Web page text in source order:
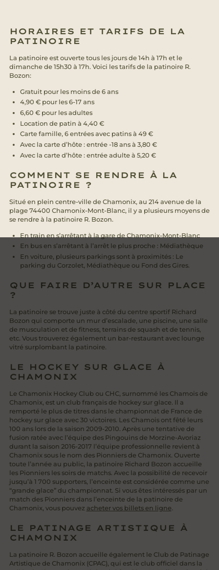
HORAIRES ET TARIFS DE LA
PATINOIRE
La patinoire est ouverte tous les jours de 14h à 17h et le
dimanche de 15h30 à 17h. Voici les tarifs de la patinoire R.
Bozon:
Gratuit pour les moins de 6 ans
4,90 € pour les 6-17 ans
6,60 € pour les adultes
Location de patin à 4,40 €
Carte famille, 6 entrées avec patins à 49 €
Avec la carte d’hôte : entrée -18 ans à 3,80 €
Avec la carte d’hôte : entrée adulte à 5,20 €
COMMENT SE RENDRE À LA
PATINOIRE ?
Situé en plein centre-ville de Chamonix, au 214 avenue de la
plage 74400 Chamonix-Mont-Blanc, il y a plusieurs moyens de
se rendre à la patinoire R. Bozon.
En train en s’arrêtant à la gare de Chamonix-Mont-Blanc
En bus en s’arrêtant à l’arrêt le plus proche : Médiathèque
En voiture, plusieurs parkings sont à proximités : Le
parking du Corzolet, Médiathèque ou Fond des Gires.
QUE FAIRE D’AUTRE SUR PLACE
?
La patinoire se trouve juste à côté du centre sportif Richard
Bozon qui comporte un mur d’escalade, une piscine, une salle
de musculation et de fitness, terrains de squash et de tennis,
etc. Vous trouverez également un bar-restaurant avec lounge
vitré surplombant la patinoire.
LE HOCKEY SUR GLACE À
CHAMONIX
Le Chamonix Hockey Club ou CHC, surnommé les Chamois de
Chamonix, est un club français de hockey sur glace. Il a
remporté le plus de titres dans le championnat de France de
hockey sur glace avec 30 victoires. Les Chamois ont fêté leurs
100 ans lors de la saison 2009-2010. Après une tentative de
fusion ratée avec l’équipe des Pingouins de Morzine-Avoriaz
durant la saison 2016-2017 l’équipe professionnelle revient à
Chamonix sous le nom des Pionniers de Chamonix. Ouverte
toute l’année au public, la patinoire Richard Bozon accueille
les Pionniers les soirs de matchs. Avec la possibilité de recevoir
jusqu’à 1 700 supporters, l’enceinte est considérée comme une
“grande glace” du championnat. Si vous êtes intéressés par un
match des Pionniers dans l’enceinte de la patinoire de
Chamonix, vous pouvez acheter vos billets en ligne.
LE PATINAGE ARTISTIQUE À
CHAMONIX
La patinoire R. Bozon accueille également le Club de Patinage
Artistique de Chamonix (CPAC), qui est le club officiel dans la